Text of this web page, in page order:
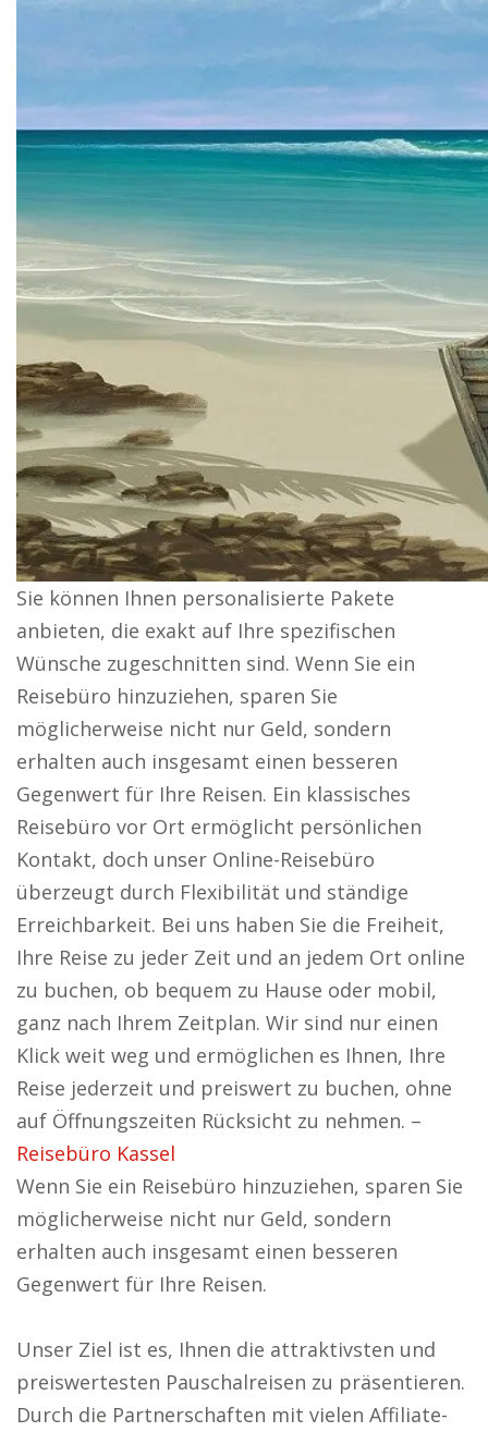
Sie können Ihnen personalisierte Pakete
anbieten, die exakt auf Ihre spezifischen
Wünsche zugeschnitten sind. Wenn Sie ein
Reisebüro hinzuziehen, sparen Sie
möglicherweise nicht nur Geld, sondern
erhalten auch insgesamt einen besseren
Gegenwert für Ihre Reisen. Ein klassisches
Reisebüro vor Ort ermöglicht persönlichen
Kontakt, doch unser Online-Reisebüro
überzeugt durch Flexibilität und ständige
Erreichbarkeit. Bei uns haben Sie die Freiheit,
Ihre Reise zu jeder Zeit und an jedem Ort online
zu buchen, ob bequem zu Hause oder mobil,
ganz nach Ihrem Zeitplan. Wir sind nur einen
Klick weit weg und ermöglichen es Ihnen, Ihre
Reise jederzeit und preiswert zu buchen, ohne
auf Öffnungszeiten Rücksicht zu nehmen. –
Reisebüro Kassel
Wenn Sie ein Reisebüro hinzuziehen, sparen Sie
möglicherweise nicht nur Geld, sondern
erhalten auch insgesamt einen besseren
Gegenwert für Ihre Reisen.
Unser Ziel ist es, Ihnen die attraktivsten und
preiswertesten Pauschalreisen zu präsentieren.
Durch die Partnerschaften mit vielen Affiliate-